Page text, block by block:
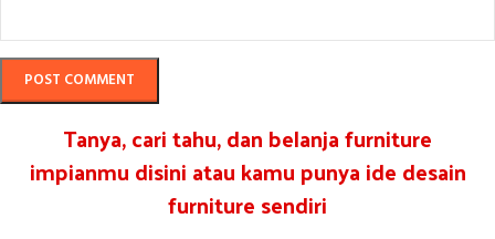
Tanya, cari tahu, dan belanja furniture
impianmu disini atau kamu punya ide desain
furniture sendiri